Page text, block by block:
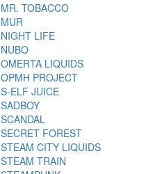
MR. TOBACCO
MUR
NIGHT LIFE
NUBO
OMERTA LIQUIDS
OPMH PROJECT
S-ELF JUICE
SADBOY
SCANDAL
SECRET FOREST
STEAM CITY LIQUIDS
STEAM TRAIN